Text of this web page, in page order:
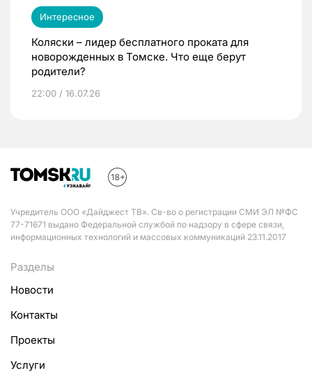
Интересное
Коляски – лидер бесплатного проката для
новорожденных в Томске. Что еще берут
родители?
22:00 / 16.07.26
Учредитель ООО «Дайджест ТВ». Св-во о регистрации СМИ ЭЛ №ФС
77-71671 выдано Федеральной службой по надзору в сфере связи,
информационных технологий и массовых коммуникаций 23.11.2017
Разделы
Новости
Контакты
Проекты
Услуги